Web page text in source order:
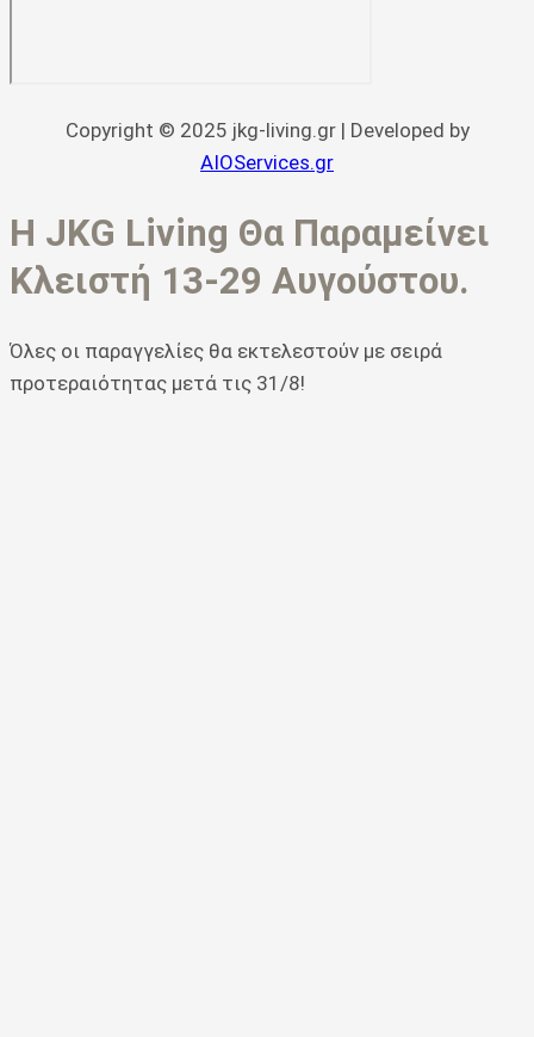
Copyright © 2025 jkg-living.gr | Developed by
AIOServices.gr
Η JKG Living Θα Παραμείνει
Κλειστή 13-29 Αυγούστου.
Όλες οι παραγγελίες θα εκτελεστούν με σειρά
προτεραιότητας μετά τις 31/8!